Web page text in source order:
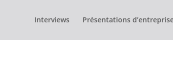
Interviews Présentations